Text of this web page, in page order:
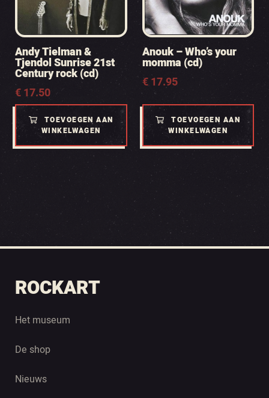
Andy Tielman &
Tjendol Sunrise 21st
Century rock (cd)
€17.50
TOEVOEGEN AAN
WINKELWAGEN
Anouk – Who’s your
momma (cd)
€17.95
TOEVOEGEN AAN
WINKELWAGEN
ROCKART
Het museum
De shop
Nieuws